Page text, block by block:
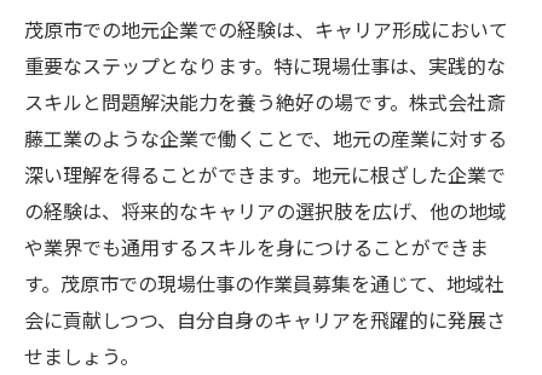
茂原市での地元企業での経験は、キャリア形成において
重要なステップとなります。特に現場仕事は、実践的な
スキルと問題解決能力を養う絶好の場です。株式会社斎
藤工業のような企業で働くことで、地元の産業に対する
深い理解を得ることができます。地元に根ざした企業で
の経験は、将来的なキャリアの選択肢を広げ、他の地域
や業界でも通用するスキルを身につけることができま
す。茂原市での現場仕事の作業員募集を通じて、地域社
会に貢献しつつ、自分自身のキャリアを飛躍的に発展さ
せましょう。